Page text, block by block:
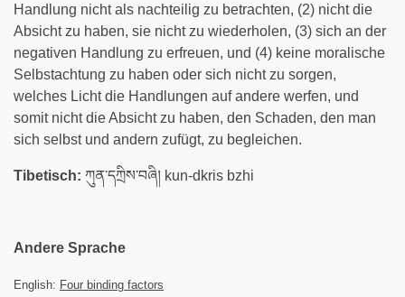
Handlung nicht als nachteilig zu betrachten, (2) nicht die
Absicht zu haben, sie nicht zu wiederholen, (3) sich an der
negativen Handlung zu erfreuen, und (4) keine moralische
Selbstachtung zu haben oder sich nicht zu sorgen,
welches Licht die Handlungen auf andere werfen, und
somit nicht die Absicht zu haben, den Schaden, den man
sich selbst und andern zufügt, zu begleichen.
Tibetisch: ཀུན་དཀྲིས་བཞི། kun-dkris bzhi
Andere Sprache
English: Four binding factors